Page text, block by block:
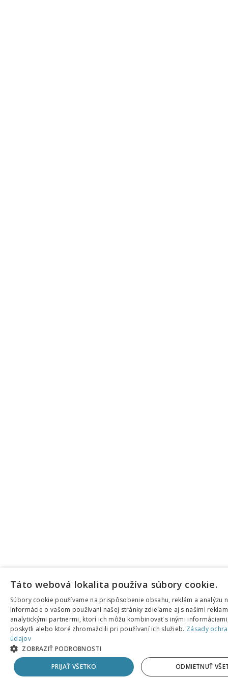
Táto webová lokalita používa súbory cookie.
Súbory cookie používame na prispôsobenie obsahu, reklám a analýzu
Informácie o vašom používaní našej stránky zdieľame aj s našimi
analytickými partnermi, ktorí ich môžu kombinovať s inými
poskytli alebo ktoré zhromaždili pri používaní ich služieb. Zásady
údajov
ZOBRAZIŤ PODROBNOSTI
PRIJAŤ VŠETKO ODMIETNUŤ